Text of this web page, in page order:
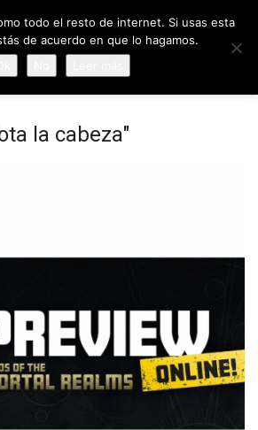
la cabeza"
todo el resto de internet. Si usas esta
de acuerdo en que lo hagamos.